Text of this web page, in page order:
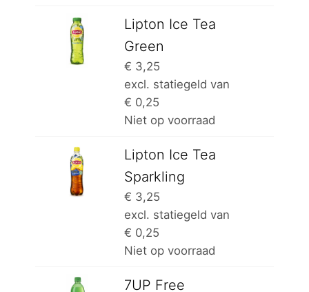
Lipton Ice Tea
Green
€ 3,25
excl. statiegeld van
€ 0,25
Niet op voorraad
Lipton Ice Tea
Sparkling
€ 3,25
excl. statiegeld van
€ 0,25
Niet op voorraad
7UP Free